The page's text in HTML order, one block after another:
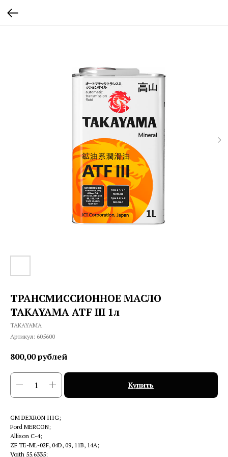
ТРАНСМИССИОННОЕ МАСЛО
TAKAYAMA ATF III 1л
TAKAYAMA
Артикул: 605600
800,00рублей
Купить
GM DEXRON IIIG;
Ford MERCON;
Allison C-4;
ZF TE-ML-02F, 04D, 09, 11B, 14A;
Voith 55.6335;